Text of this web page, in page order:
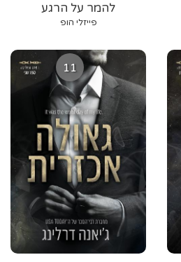
להמר על הרגע
פייזלי הופ
11